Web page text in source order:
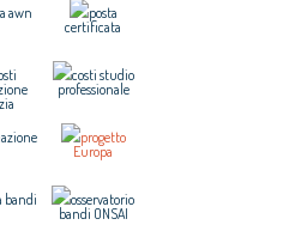
awn
posta
certificata
costi studio
professionale
progetto
Europa
bandi
osservatorio
bandi ONSAI